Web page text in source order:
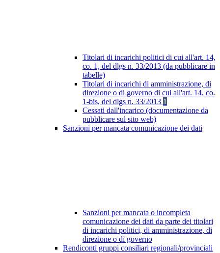
Titolari di incarichi politici di cui all'art. 14,
co. 1, del dlgs n. 33/2013 (da pubblicare in
tabelle)
Titolari di incarichi di amministrazione, di
direzione o di governo di cui all'art. 14, co.
1-bis, del dlgs n. 33/2013 1
Cessati dall'incarico (documentazione da
pubblicare sul sito web)
Sanzioni per mancata comunicazione dei dati
Sanzioni per mancata o incompleta
comunicazione dei dati da parte dei titolari
di incarichi politici, di amministrazione, di
direzione o di governo
Rendiconti gruppi consiliari regionali/provinciali